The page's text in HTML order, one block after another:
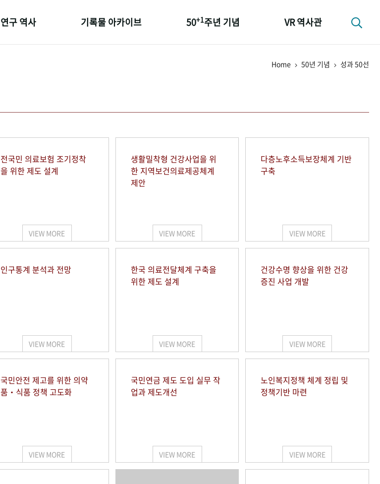
연구 역사 기록물 아카이브 50+1주년 기념 VR 역사관
Home 50년 기념 성과 50선
전국민 의료보험 조기정착
을 위한 제도 설계
VIEW MORE
생활밀착형 건강사업을 위
한 지역보건의료제공체계
제안
VIEW MORE
다층노후소득보장체계 기반
구축
VIEW MORE
인구통계 분석과 전망
VIEW MORE
한국 의료전달체계 구축을
위한 제도 설계
VIEW MORE
건강수명 향상을 위한 건강
증진 사업 개발
VIEW MORE
국민안전 제고를 위한 의약
품‧식품 정책 고도화
VIEW MORE
국민연금 제도 도입 실무 작
업과 제도개선
VIEW MORE
노인복지정책 체계 정립 및
정책기반 마련
VIEW MORE